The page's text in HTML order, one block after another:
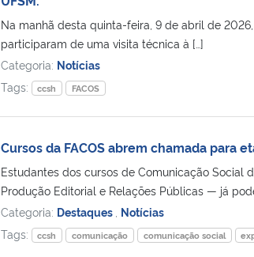
Na manhã desta quinta-feira, 9 de abril de
participaram de uma visita técnica à […]
Categoria: Notícias
Tags:
ccsh FACOS
Cursos da FACOS abrem chamada para
Estudantes dos cursos de Comunicação Social
Produção Editorial e Relações Públicas — já
Categoria: Destaques Notícias
Tags:
ccsh comunicação comunicação social